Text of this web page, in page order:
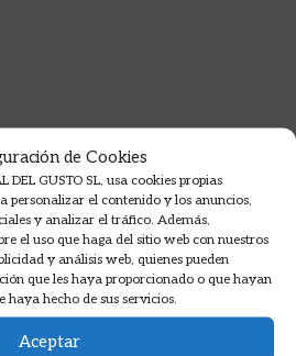
de Cookies
DEL GUSTO SL, usa cookies propias
personalizar el contenido y los anuncios,
y analizar el tráfico. Además,
el uso que haga del sitio web con nuestros
y análisis web, quienes pueden
que les haya proporcionado o que hayan
hecho de sus servicios.
Aceptar
de nuestros
sobre nuestros cursos de
cocina.